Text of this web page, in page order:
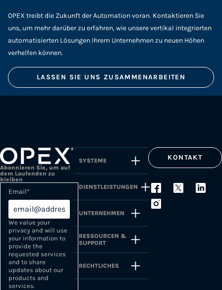
OPEX treibt die Zukunft der Automation voran. Kontaktieren Sie
uns, um mehr darüber zu erfahren, wie unsere vertikal integrierten
automatisierten Lösungen Ihrem Unternehmen zu neuen Höhen
verhelfen können.
LASSEN SIE UNS ZUSAMMENARBEITEN
Abonnieren Sie, um auf
dem Laufenden zu
bleiben
Email*
We value your
privacy and will use
your information to
provide the
requested services
and to share
updates about our
products and
services.
SYSTEME
DIENSTLEISTUNGEN
UNTERNEHMEN
RESSOURCEN &
SUPPORT
RECHTLICHES
KONTAKT